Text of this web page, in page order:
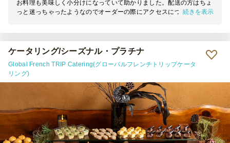
お料理も美味しく小分けになっていて助かりました。配送の方はちょ
っと迷っちゃったようなのでオーダーの際にアクセスについてはこち
続きを表示
ケータリング/シーズナル・プラチナ
Global French TRIP Catering(グローバルフレンチトリップケータ
リング)